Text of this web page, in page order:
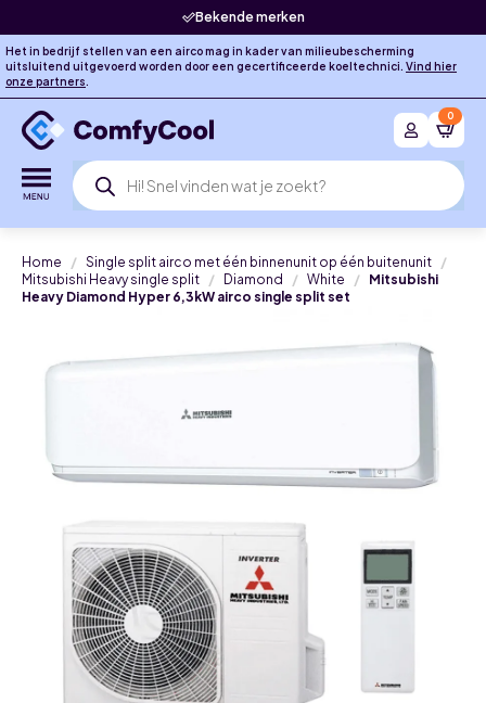
Bekende merken
Het in bedrijf stellen van een airco mag in kader van milieubescherming
uitsluitend uitgevoerd worden door een gecertificeerde koeltechnici. Vind hier
onze partners.
Producten
zoeken
0
Home
Single split airco met één binnenunit op één buitenunit
Mitsubishi Heavy single split
Diamond White
Mitsubishi
Heavy Diamond Hyper 6,3kW airco single split set